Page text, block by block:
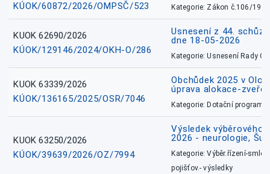
KÚOK/60872/2026/OMPSČ/523
Kategorie: Zákon č.106/1999
KUOK 62690/2026
KÚOK/129146/2024/OKH-O/286
Usnesení z 44.
dne 18-05-2026
Kategorie: Usnesení Rady
KUOK 63339/2026
KÚOK/136165/2025/OSR/7046
Obchůdek 2025 v
úprava alokace-
Kategorie: Dotační
KUOK 63250/2026
KÚOK/39639/2026/OZ/7994
Výsledek výběrového
2026 - neurologie,
Kategorie: Výběr.řízení-
pojišťov.- výsledky